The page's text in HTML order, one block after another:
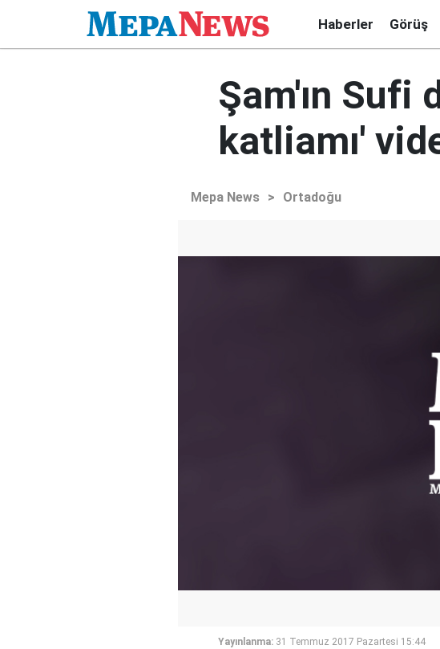
Haberler Görüş
Şam'ın Sufi
katliamı'
Mepa News > Ortadoğu
Yayınlanma: 31 Temmuz 2017 Pazartesi 15:44